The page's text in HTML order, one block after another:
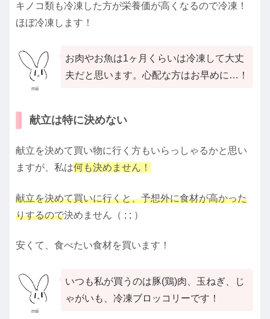
キノコ類も冷凍した方が栄養価が高くなるので冷凍！
ほぼ冷凍します！
mii
お肉やお魚は1ヶ月くらいは冷凍して大丈
夫だと思います。心配な方はお早めに…！
献立は特に決めない
献立を決めて買い物に行く方もいらっしゃるかと思い
ますが、私は何も決めません！
献立を決めて買いに行くと、予想外に食材が高かった
りするので決めません（ ; ; ）
安くて、食べたい食材を買います！
mii
いつも私が買うのは豚(鶏)肉、玉ねぎ、じ
ゃがいも、冷凍ブロッコリーです！